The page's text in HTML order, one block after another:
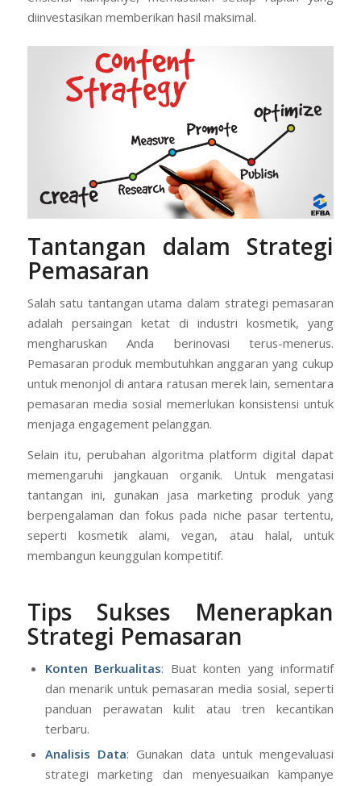
diinvestasikan memberikan hasil maksimal.
Tantangan dalam Strategi
Pemasaran
Salah satu tantangan utama dalam strategi pemasaran
adalah persaingan ketat di industri kosmetik, yang
mengharuskan Anda berinovasi terus-menerus.
Pemasaran produk membutuhkan anggaran yang cukup
untuk menonjol di antara ratusan merek lain, sementara
pemasaran media sosial memerlukan konsistensi untuk
menjaga engagement pelanggan.
Selain itu, perubahan algoritma platform digital dapat
memengaruhi jangkauan organik. Untuk mengatasi
tantangan ini, gunakan jasa marketing produk yang
berpengalaman dan fokus pada niche pasar tertentu,
seperti kosmetik alami, vegan, atau halal, untuk
membangun keunggulan kompetitif.
Tips Sukses Menerapkan
Strategi Pemasaran
Konten Berkualitas: Buat konten yang informatif
dan menarik untuk pemasaran media sosial, seperti
panduan perawatan kulit atau tren kecantikan
terbaru.
Analisis Data: Gunakan data untuk mengevaluasi
strategi marketing dan menyesuaikan kampanye